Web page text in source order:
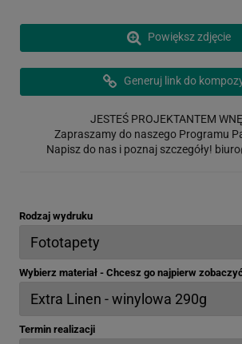
Powiększ zdjęcie
Generuj link do
JESTEŚ PROJEKTANTEM
Zapraszamy do naszego Programu
Napisz do nas i poznaj szczegóły!
Rodzaj wydruku
Wybierz materiał - Chcesz go najpierw
Termin realizacji